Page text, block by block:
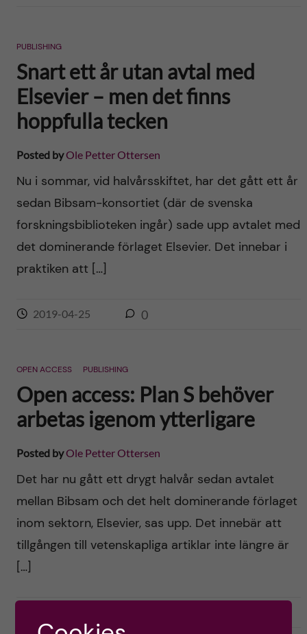
PUBLISHING
Snart ett år utan avtal med
Elsevier – men det finns
hoppfulla tecken
Posted byOle Petter Ottersen
Nu i sommar, vid halvårsskiftet, har det gått ett år
sedan Bibsam-konsortiet (där de svenska
forskningsbiblioteken ingår) sade upp avtalet med
det dominerande förlaget Elsevier. Det innebar i
praktiken att […]
2019-04-25 0
OPEN ACCESS PUBLISHING
Open access: Plan S behöver
arbetas igenom ytterligare
Posted byOle Petter Ottersen
Det har nu gått ett drygt halvår sedan avtalet
mellan Bibsam och det helt dominerande förlaget
inom sektorn, Elsevier, sas upp. Det innebär att
tillgången till vetenskapliga artiklar inte längre är
[…]